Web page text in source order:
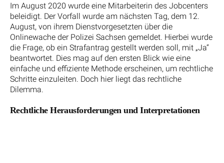
Im August 2020 wurde eine Mitarbeiterin des Jobcenters
beleidigt. Der Vorfall wurde am nächsten Tag, dem 12.
August, von ihrem Dienstvorgesetzten über die
Onlinewache der Polizei Sachsen gemeldet. Hierbei wurde
die Frage, ob ein Strafantrag gestellt werden soll, mit „Ja“
beantwortet. Dies mag auf den ersten Blick wie eine
einfache und effiziente Methode erscheinen, um rechtliche
Schritte einzuleiten. Doch hier liegt das rechtliche
Dilemma.
Rechtliche Herausforderungen und Interpretationen